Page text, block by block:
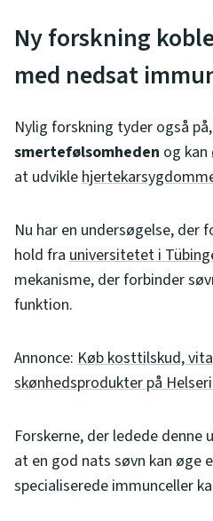
Ny forskning
med nedsat
Nylig forskning tyder også
smertefølsomheden og
at udvikle
Nu har en undersøgelse, der
hold fra universitetet i
mekanisme, der forbinder
funktion.
Annonce: Køb kosttilskud,
skønhedsprodukter på
Forskerne, der ledede denne
at en god nats søvn kan øge
specialiserede immunceller